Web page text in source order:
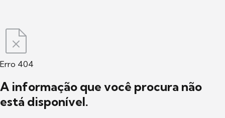
Erro 404
A informação que você procura não
está disponível.